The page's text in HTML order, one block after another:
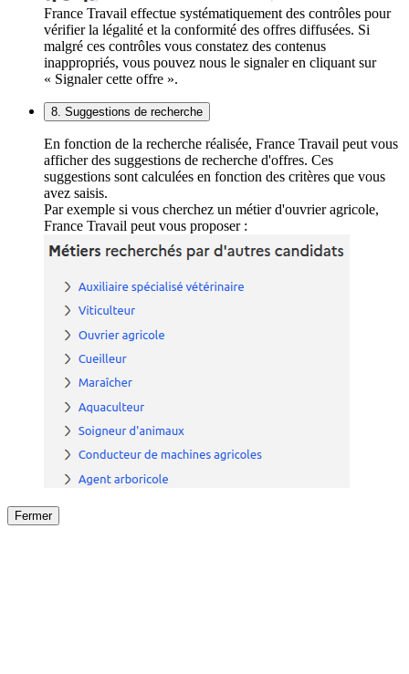
France Travail effectue systématiquement des contrôles pour
vérifier la légalité et la conformité des offres diffusées. Si
malgré ces contrôles vous constatez des contenus
inappropriés, vous pouvez nous le signaler en cliquant sur
« Signaler cette offre ».
8. Suggestions de recherche
En fonction de la recherche réalisée, France Travail peut vous
afficher des suggestions de recherche d'offres. Ces
suggestions sont calculées en fonction des critères que vous
avez saisis.
Par exemple si vous cherchez un métier d'ouvrier agricole,
France Travail peut vous proposer :
Fermer